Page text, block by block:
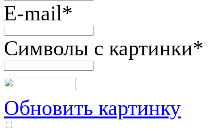
E-mail*
Символы с картинки*
Обновить картинку